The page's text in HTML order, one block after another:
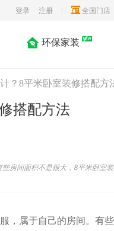
登录 注册 全国门店
环保家装
？8平米卧室装修搭配方
搭配方法
房间面积不是很大，8平米卧室
，属于自己的房间。有